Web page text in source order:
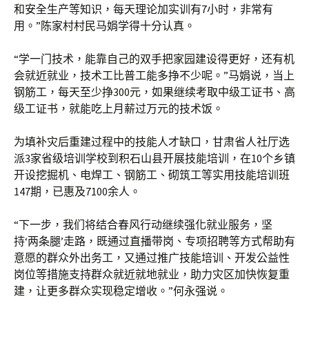
和安全生产等知识，每天理论加实训有7小时，非常有
用。”陈家村村民马娟学得十分认真。
“学一门技术，能靠自己的双手把家园建设得更好，还有机
会就近就业，技术工比普工能多挣不少呢。”马娟说，当上
钢筋工，每天至少挣300元，如果继续考取中级工证书、高
级工证书，就能吃上月薪过万元的技术饭。
为填补灾后重建过程中的技能人才缺口，甘肃省人社厅选
派3家省级培训学校到积石山县开展技能培训，在10个乡镇
开设挖掘机、电焊工、钢筋工、砌筑工等实用技能培训班
147期，已惠及7100余人。
“下一步，我们将结合春风行动继续强化就业服务，坚
持‘两条腿’走路，既通过直播带岗、专项招聘等方式帮助有
意愿的群众外出务工，又通过推广技能培训、开发公益性
岗位等措施支持群众就近就地就业，助力灾区加快恢复重
建，让更多群众实现稳定增收。”何永强说。